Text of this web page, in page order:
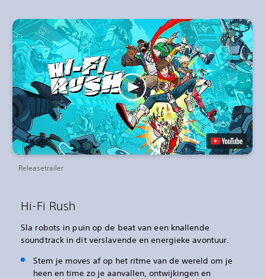
Releasetrailer
Hi-Fi Rush
Sla robots in puin op de beat van een knallende
soundtrack in dit verslavende en energieke avontuur.
Stem je moves af op het ritme van de wereld om je
heen en time zo je aanvallen, ontwijkingen en